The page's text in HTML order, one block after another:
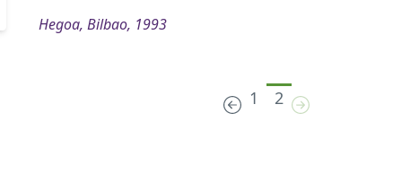
Hegoa, Bilbao, 1993
1 2